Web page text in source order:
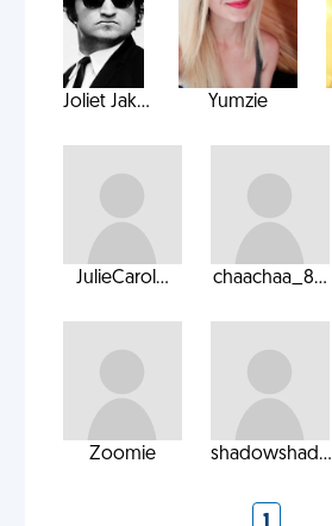
Joliet Jak... Yumzie
JulieCarol... chaachaa_8...
Zoomie shadowshad...